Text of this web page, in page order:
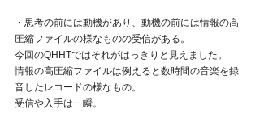
・思考の前には動機があり、動機の前には情報の高
圧縮ファイルの様なものの受信がある。
今回のQHHTではそれがはっきりと見えました。
情報の高圧縮ファイルは例えると数時間の音楽を録
音したレコードの様なもの。
受信や入手は一瞬。